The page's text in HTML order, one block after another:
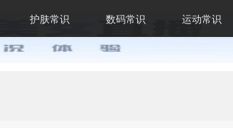
护肤常识 数码常识 运动常识